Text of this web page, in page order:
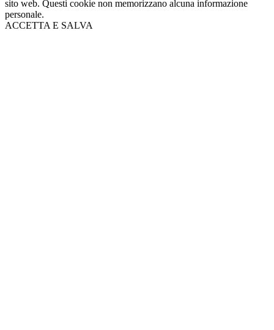
sito web. Questi cookie non memorizzano alcuna informazione
personale.
ACCETTA E SALVA